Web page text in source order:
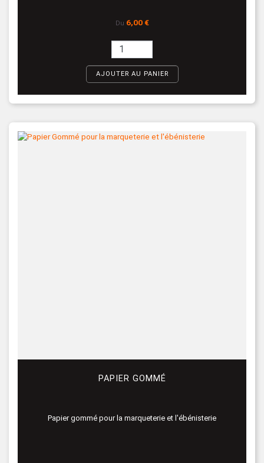
Du Prix
6,00 €
AJOUTER AU PANIER
PAPIER GOMMÉ
Papier gommé pour la marqueterie et l'ébénisterie